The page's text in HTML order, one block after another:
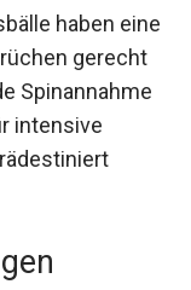
was sie für